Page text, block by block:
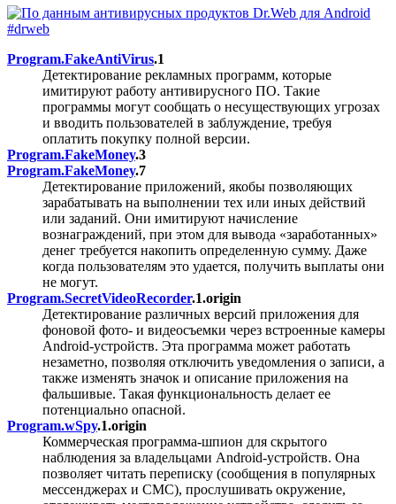
Program.FakeAntiVirus.1
Детектирование рекламных программ, которые
имитируют работу антивирусного ПО. Такие
программы могут сообщать о несуществующих угрозах
и вводить пользователей в заблуждение, требуя
оплатить покупку полной версии.
Program.FakeMoney.3
Program.FakeMoney.7
Детектирование приложений, якобы позволяющих
зарабатывать на выполнении тех или иных действий
или заданий. Они имитируют начисление
вознаграждений, при этом для вывода «заработанных»
денег требуется накопить определенную сумму. Даже
когда пользователям это удается, получить выплаты они
не могут.
Program.SecretVideoRecorder.1.origin
Детектирование различных версий приложения для
фоновой фото- и видеосъемки через встроенные камеры
Android-устройств. Эта программа может работать
незаметно, позволяя отключить уведомления о записи, а
также изменять значок и описание приложения на
фальшивые. Такая функциональность делает ее
потенциально опасной.
Program.wSpy.1.origin
Коммерческая программа-шпион для скрытого
наблюдения за владельцами Android-устройств. Она
позволяет читать переписку (сообщения в популярных
мессенджерах и СМС), прослушивать окружение,